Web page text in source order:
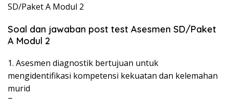
SD/Paket A Modul 2
Soal dan jawaban post test Asesmen SD/Paket
A Modul 2
1. Asesmen diagnostik bertujuan untuk
mengidentifikasi kompetensi kekuatan dan kelemahan
murid